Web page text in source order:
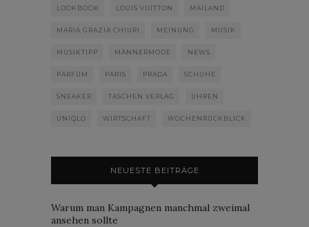
LOOKBOOK LOUIS VUITTON MAILAND
MARIA GRAZIA CHIURI MEINUNG MUSIK
MUSIKTIPP MÄNNERMODE NEWS
PARFUM PARIS PRADA SCHUHE
SNEAKER TASCHEN VERLAG UHREN
UNIQLO WIRTSCHAFT WOCHENRÜCKBLICK
NEUESTE BEITRÄGE
Warum man Kampagnen manchmal zweimal
ansehen sollte